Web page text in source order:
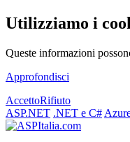
Utilizziamo i
Queste informazioni
Approfondisci
AccettoRifiuto
ASP.NET .NET e C#